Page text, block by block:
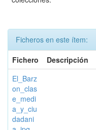
Ficheros en este ítem:
Fichero
Descripción
El_Barz
on_clas
e_medi
a_y_ciu
dadani